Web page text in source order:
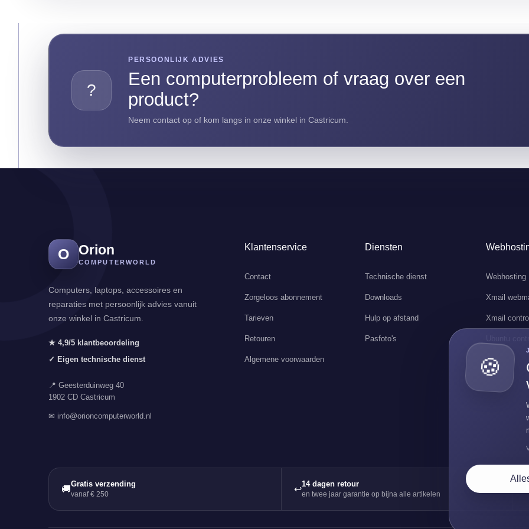
🍪
?
PERSOONLIJK ADVIES
Een computerprobleem of vraag over een
product?
Neem contact op of kom langs in onze winkel in Castricum.
O Orion
COMPUTERWORLD
Computers, laptops, accessoires en
reparaties met persoonlijk advies vanuit
onze winkel in Castricum.
★ 4,9/5 klantbeoordeling
✓ Eigen technische dienst
📍 Geesterduinweg 40
1902 CD Castricum
✉ info@orioncomputerworld.nl
Klantenservice
Contact
Zorgeloos abonnement
Tarieven
Retouren
Algemene voorwaarden
Diensten
Technische dienst
Downloads
Hulp op afstand
Pasfoto's
Webhosting
Xmail
Xmail
🚚Gratis verzending
vanaf € 250
↩14 dagen retour
en twee jaar garantie op bijna alle artikelen